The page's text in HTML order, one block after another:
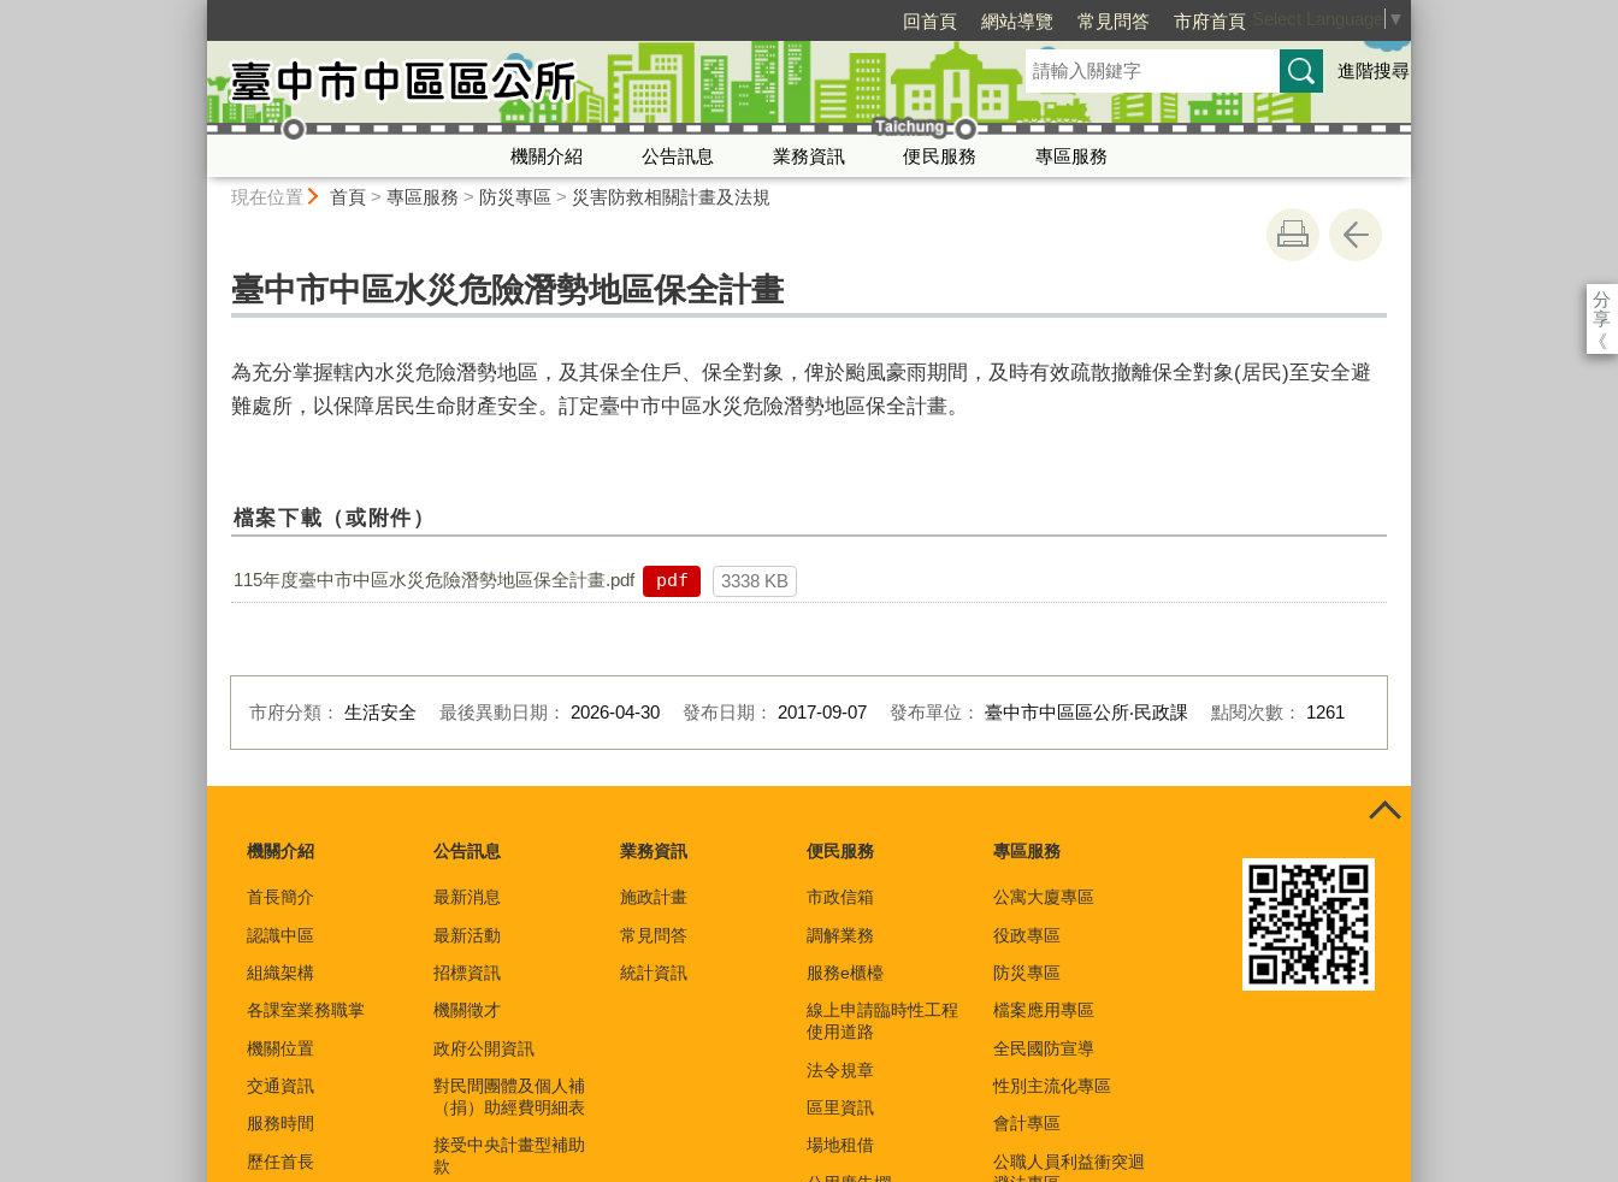
回首頁 網站導覽 常見問答 市府首頁 ▼
進階搜尋
機關介紹 公告訊息 業務資訊 便民服務
專區服務
現在位置 首頁> 專區服務 > 防災專區 > 災害防救相關計畫及法規
分
享
《
臺中市中區水災危險潛勢地區保全計畫
為充分掌握轄內水災危險潛勢地區，及其保全住戶、保全對象，俾於颱風豪雨期間，及時有效疏散撤離保全對象(居民)至安全避
難處所，以保障居民生命財產安全。訂定臺中市中區水災危險潛勢地區保全計畫。
檔案下載（或附件）
115年度臺中市中區水災危險潛勢地區保全計畫.pdf pdf 3338 KB
市府分類： 生活安全 最後異動日期： 2026-04-30 發布日期： 2017-09-07 發布單位： 臺中市中區區公所‧民政課 點閱次數： 1261
機關介紹
首長簡介
認識中區
組織架構
各課室業務職掌
機關位置
交通資訊
服務時間
歷任首長
公告訊息
最新消息
最新活動
招標資訊
機關徵才
政府公開資訊
對民間團體及個人補
（捐）助經費明細表
接受中央計畫型補助
款
業務資訊
施政計畫
常見問答
統計資訊
便民服務
市政信箱
調解業務
服務e櫃檯
線上申請臨時性工程
使用道路
法令規章
區里資訊
場地租借
專區服務
公寓大廈專區
役政專區
防災專區
檔案應用專區
全民國防宣導
性別主流化專區
會計專區
公職人員利益衝突迴